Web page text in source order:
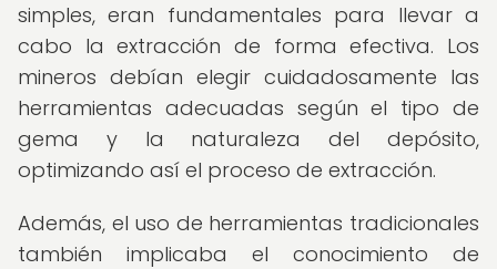
simples, eran fundamentales para llevar a
cabo la extracción de forma efectiva. Los
mineros debían elegir cuidadosamente las
herramientas adecuadas según el tipo de
gema y la naturaleza del depósito,
optimizando así el proceso de extracción.
Además, el uso de herramientas tradicionales
también implicaba el conocimiento de